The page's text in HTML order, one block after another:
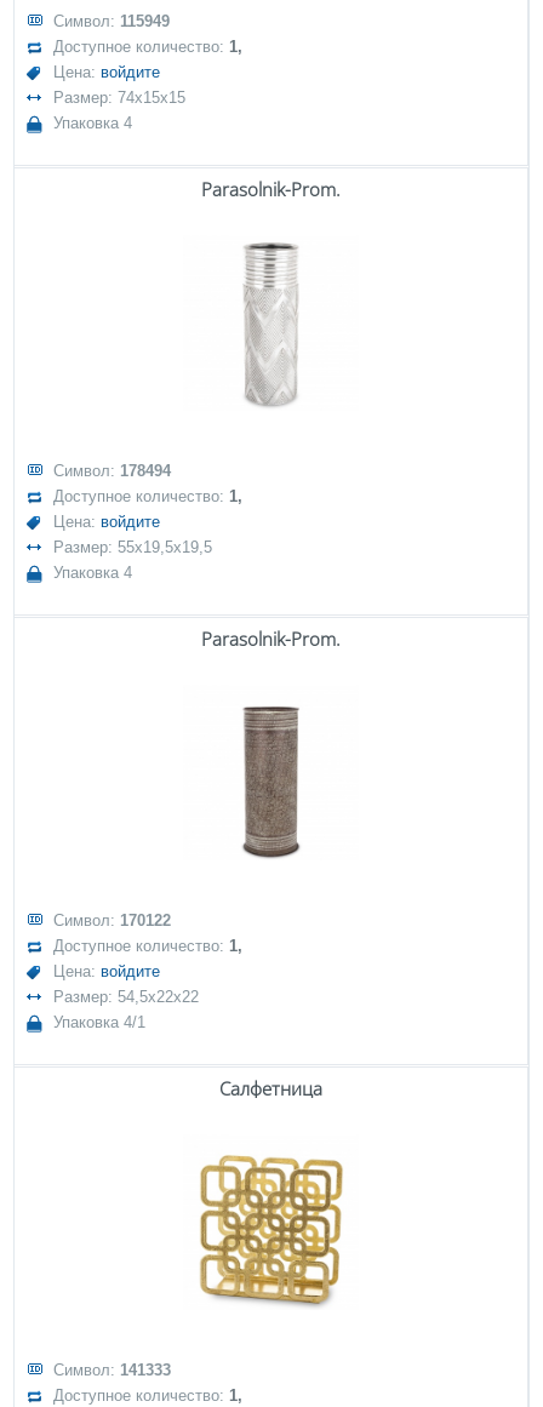
Символ: 115949
Доступное количество:1,
Цена: войдите
Размер: 74x15x15
Упаковка 4
Parasolnik-Prom.
Символ: 178494
Доступное количество:1,
Цена: войдите
Размер: 55x19,5x19,5
Упаковка 4
Parasolnik-Prom.
Символ: 170122
Доступное количество:1,
Цена: войдите
Размер: 54,5x22x22
Упаковка 4/1
Салфетница
Символ: 141333
Доступное количество:1,